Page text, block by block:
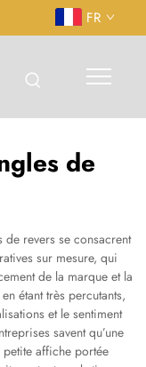
FR
de
de revers se consacrent
sur mesure, qui
de la marque et la
étant très percutants,
et le sentiment
savent qu’une
affiche portée